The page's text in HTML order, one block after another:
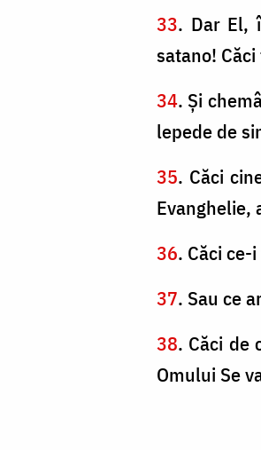
33. Dar El,
satano!
34. Şi
lepede de
35. Căci
Evanghelie,
36. Căci
37. Sau ce
38. Căci de
Omului Se